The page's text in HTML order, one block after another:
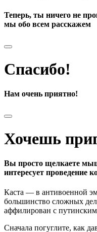
Теперь, ты ничего не
мы обо всем расскажем
Спасибо!
Нам очень приятно!
Хочешь
Вы просто щелкаете
интересует проведение
Каста — в антивоенной
большинство сложных
аффилирован с
Сначала погуглите, как